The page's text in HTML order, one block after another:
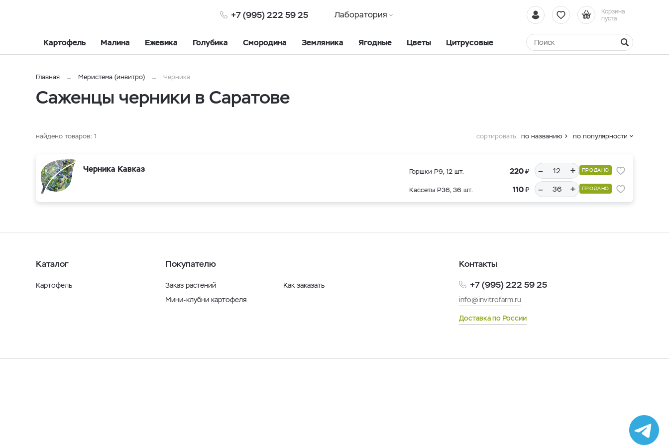
+7 (995) 222 59 25
Корзина
пуста
Лаборатория
Картофель Малина Ежевика Голубика Смородина Земляника Ягодные Цветы Цитрусовые
Главная Меристема (инвитро) Черника
Саженцы черники в Саратове
найдено товаров: 1 сортировать по названию по популярности
Черника Кавказ Горшки Р9, 12 шт. 220₽ – + ПРОДАНО
Кассеты Р36, 36 шт. 110₽ – + ПРОДАНО
Каталог
Картофель
Покупателю
Заказ растений
Мини-клубни картофеля
Как заказать
Контакты
+7 (995) 222 59 25
info@invitrofarm.ru
Доставка по России